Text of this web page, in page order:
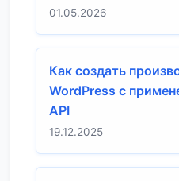
01.05.2026
Как создать
WordPress с
API
19.12.2025